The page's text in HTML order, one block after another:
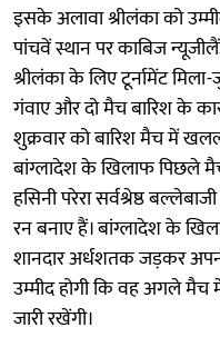
इसके अलावा श्रीलंका को
पांचवें स्थान पर काबिज
श्रीलंका के लिए टूर्नामेंट
गंवाए और दो मैच बारिश के
शुक्रवार को बारिश मैच में
बांग्लादेश के खिलाफ पिछले
हसिनी परेरा सर्वश्रेष्ठ
रन बनाए हैं। बांग्लादेश के
शानदार अर्धशतक जड़कर
उम्मीद होगी कि वह अगले मैच
जारी रखेंगी।